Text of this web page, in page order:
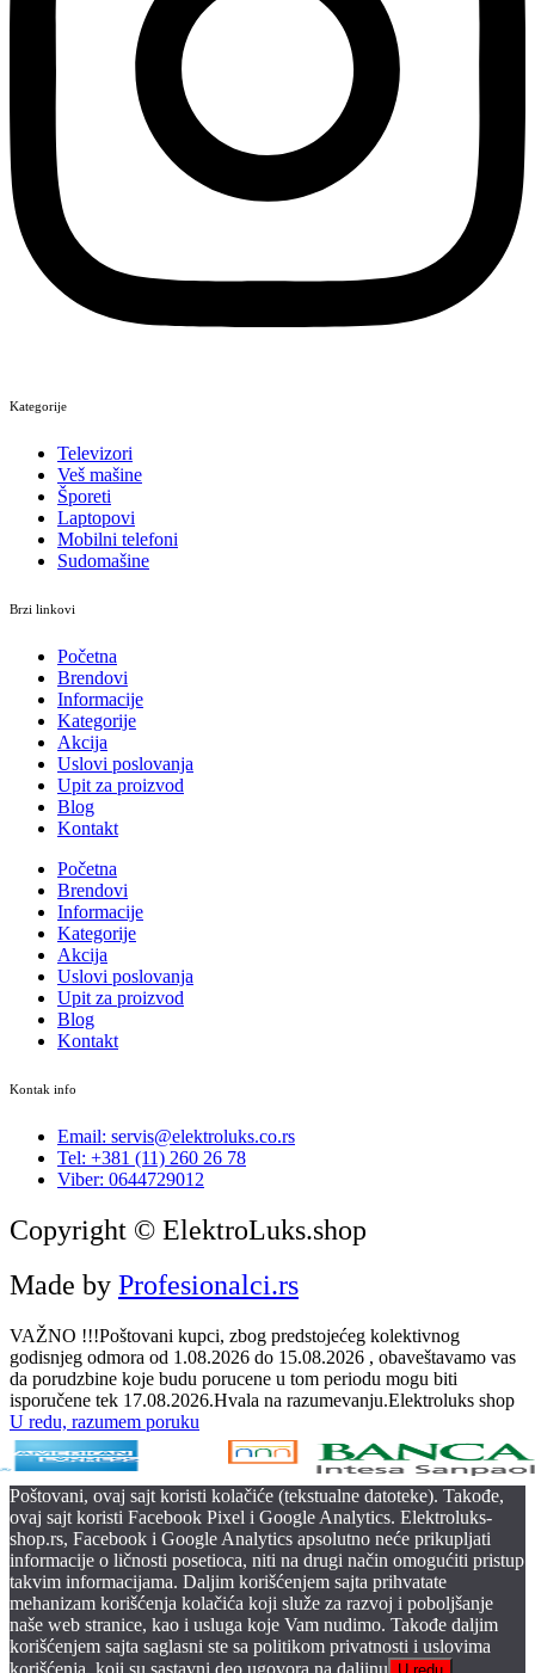
Kategorije
Televizori
Veš mašine
Šporeti
Laptopovi
Mobilni telefoni
Sudomašine
Brzi linkovi
Početna
Brendovi
Informacije
Kategorije
Akcija
Uslovi poslovanja
Upit za proizvod
Blog
Kontakt
Početna
Brendovi
Informacije
Kategorije
Akcija
Uslovi poslovanja
Upit za proizvod
Blog
Kontakt
Kontak info
Email: servis@elektroluks.co.rs
Tel: +381 (11) 260 26 78
Viber: 0644729012
Copyright © ElektroLuks.shop
Made by Profesionalci.rs
VAŽNO !!!Poštovani kupci, zbog predstojećeg kolektivnog
godisnjeg odmora od 1.08.2026 do 15.08.2026 , obaveštavamo vas
da porudzbine koje budu porucene u tom periodu mogu biti
isporučene tek 17.08.2026.Hvala na razumevanju.Elektroluks shop
U redu, razumem poruku
Poštovani, ovaj sajt koristi kolačiće (tekstualne datoteke). Takođe,
ovaj sajt koristi Facebook Pixel i Google Analytics. Elektroluks-
shop.rs, Facebook i Google Analytics apsolutno neće prikupljati
informacije o ličnosti posetioca, niti na drugi način omogućiti pristup
takvim informacijama. Daljim korišćenjem sajta prihvatate
mehanizam korišćenja kolačića koji služe za razvoj i poboljšanje
naše web stranice, kao i usluga koje Vam nudimo. Takođe daljim
korišćenjem sajta saglasni ste sa politikom privatnosti i uslovima